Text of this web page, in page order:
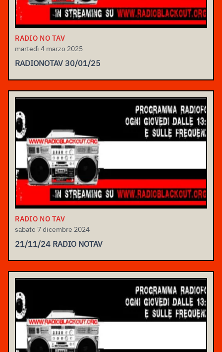
RADIO NO TAV
martedì 4 marzo 2025
RADIONOTAV 30/01/25
RADIO NO TAV
sabato 7 dicembre 2024
21/11/24 RADIO NOTAV